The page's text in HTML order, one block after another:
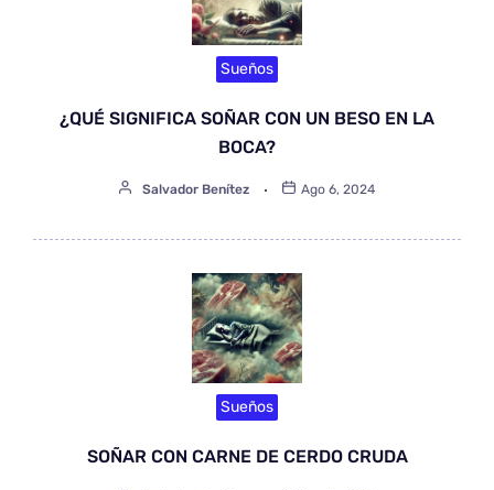
Sueños
¿QUÉ SIGNIFICA SOÑAR CON UN BESO EN LA
BOCA?
Salvador Benítez Ago 6, 2024
Sueños
SOÑAR CON CARNE DE CERDO CRUDA